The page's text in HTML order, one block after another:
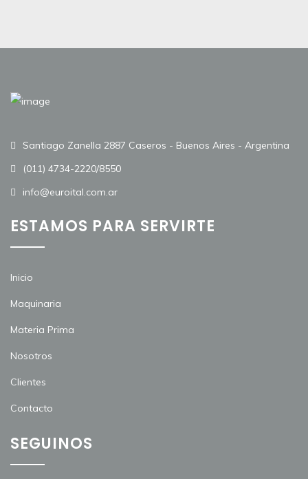
Santiago Zanella 2887 Caseros - Buenos Aires - Argentina
(011) 4734-2220/8550
info@euroital.com.ar
ESTAMOS PARA SERVIRTE
Inicio
Maquinaria
Materia Prima
Nosotros
Clientes
Contacto
SEGUINOS